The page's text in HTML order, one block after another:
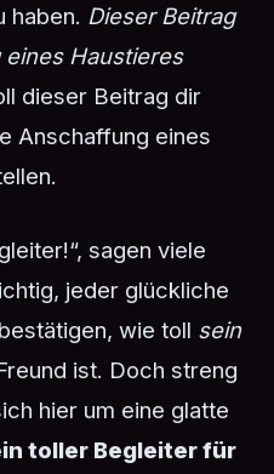
haben. Dieser Beitrag
Haustieres
dieser Beitrag dir
Anschaffung eines
sagen viele
jeder glückliche
wie toll sein
ist. Doch streng
hier um eine glatte
toller Begleiter für